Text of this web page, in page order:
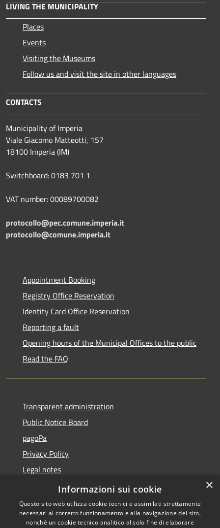
LIVING THE MUNICIPALITY
Places
Events
Visiting the Museums
Follow us and visit the site in other languages
CONTACTS
Municipality of Imperia
Viale Giacomo Matteotti, 157
18100 Imperia (IM)
Switchboard: 0183 701 1
VAT number: 00089700082
protocollo@pec.comune.imperia.it
protocollo@comune.imperia.it
Appointment Booking
Registry Office Reservation
Identity Card Office Reservation
Reporting a fault
Opening hours of the Municipal Offices to the public
Read the FAQ
Transparent administration
Public Notice Board
pagoPa
Privacy Policy
Legal notes
Accessibility Statement
×
Informazioni sui cookie
Questo sito web utilizza cookie tecnici e assimilati strettamente
necessari al corretto funzionamento e alla navigazione del sito,
nonché un cookie tecnico analitico al solo fine di elaborare